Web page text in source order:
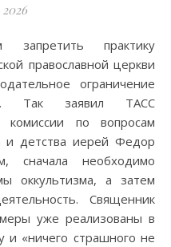
православной церкви
ограничение
Так заявил ТАСС
комиссии по вопросам
и детства иерей Федор
сначала необходимо
оккультизма, а затем
Священник
уже реализованы в
и «ничего страшного не